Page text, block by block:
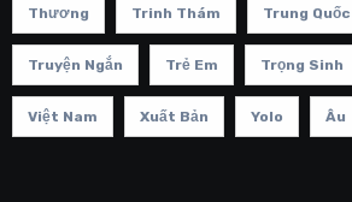
Thương Trinh Thám Trung Quốc
Truyện Ngắn Trẻ Em Trọng Sinh
Việt Nam Xuất Bản Yolo Âu